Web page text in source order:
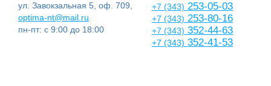
ул. Завокзальная 5, оф. 709,
optima-nt@mail.ru
пн-пт: с 9:00 до 18:00
+7 (343) 253-05-03
+7 (343) 253-80-16
+7 (343) 352-44-63
+7 (343) 352-41-53